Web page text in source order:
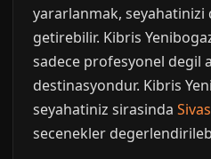
yararlanmak, seyahatinizi
getirebilir. Kibris
sadece profesyonel degil
destinasyondur. Kibris
seyahatiniz sirasinda
secenekler